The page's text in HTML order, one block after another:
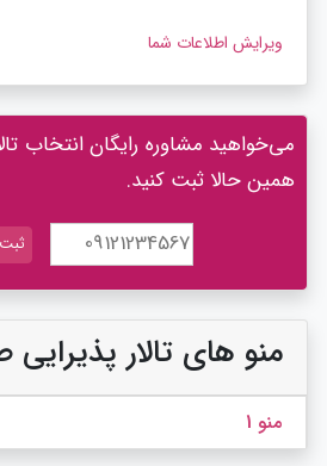
ویرایش اطلاعات شما
می‌خواهید مشاوره رایگان انتخاب
همین حالا ثبت کنید.
منو های تالار پذیرایی
منو 1